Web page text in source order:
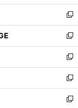
ウ
で
開
く
ン
ド
ウ
で
開
く
新
し
い
ウ
ィ
ン
ド
ウ
で
新
し
い
ウ
ィ
ン
ド
新
し
い
ウ
ィ
新
し
い
新